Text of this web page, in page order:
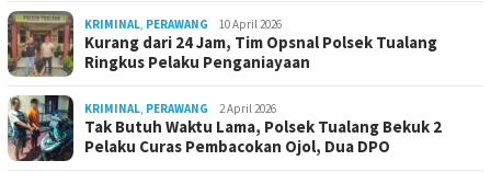
KRIMINAL, PERAWANG 10 April 2026
Kurang dari 24 Jam, Tim Opsnal Polsek Tualang
Ringkus Pelaku Penganiayaan
KRIMINAL, PERAWANG 2 April 2026
Tak Butuh Waktu Lama, Polsek Tualang Bekuk 2
Pelaku Curas Pembacokan Ojol, Dua DPO